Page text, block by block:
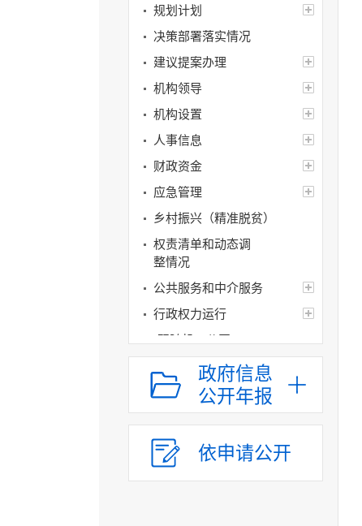
规划计划
决策部署落实情况
建议提案办理
机构领导
机构设置
人事信息
财政资金
应急管理
乡村振兴（精准脱贫）
权责清单和动态调
整情况
公共服务和中介服务
行政权力运行
“双随机一公开”
网上政务服务
招标采购
上级政策解读
本级政策解读
政府信息
公开年报
依申请公开